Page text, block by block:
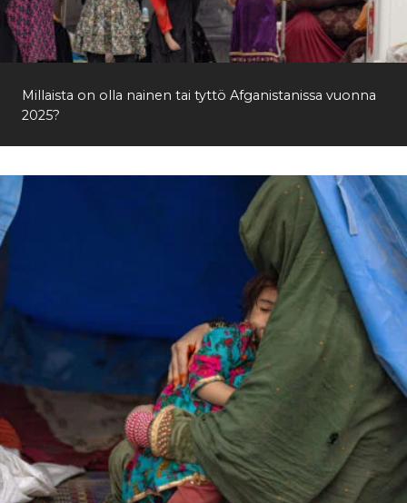
Millaista on olla nainen tai tyttö Afganistanissa vuonna
2025?